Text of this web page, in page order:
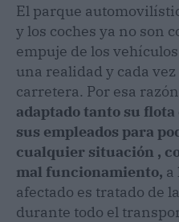
El parque
y los coches ya no son
empuje de los
una realidad y cada
carretera. Por esa
adaptado tanto su
sus empleados para
cualquier situación ,
mal funcionamiento, a
afectado es tratado de
durante todo el